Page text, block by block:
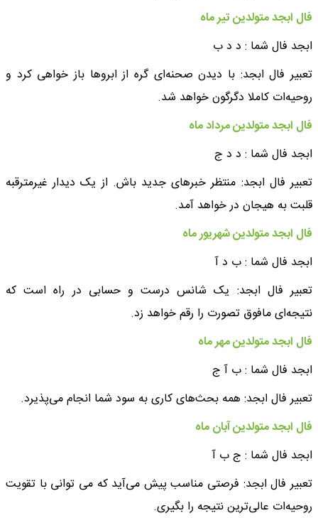
فال ابجد متولدین تیر ماه
ابجد فال شما : د د ب
تعبیر فال ابجد: با دیدن صحنه‌ای گره از ابروها باز خواهی کرد و
روحیه‌ات کاملا دگرگون خواهد شد.
فال ابجد متولدین مرداد ماه
ابجد فال شما : د د ج
تعبیر فال ابجد: منتظر خبرهای جدید باش. از یک دیدار غیرمترقبه
قلبت به هیجان در خواهد آمد.
فال ابجد متولدین شهریور ماه
ابجد فال شما : ب د آ
تعبیر فال ابجد: یک شانس درست و حسابی در راه است که
نتیجه‌ای مافوق تصورت را رقم خواهد زد.
فال ابجد متولدین مهر ماه
ابجد فال شما : ب آ ج
تعبیر فال ابجد: همه بحث‌های کاری به سود شما انجام می‌پذیرد.
فال ابجد متولدین آبان ماه
ابجد فال شما : ج ب آ
تعبیر فال ابجد: ‌فرصتی مناسب پیش می‌آید که می توانی با تقویت
روحیه‌ات عالی‌ترین نتیجه را بگیری.